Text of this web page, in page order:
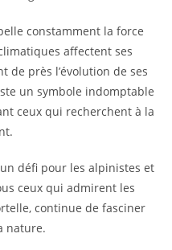
constamment la force
affectent ses
de près l’évolution de ses
un symbole indomptable
ceux qui recherchent à la
défi pour les alpinistes et
ceux qui admirent les
continue de fasciner
nature.